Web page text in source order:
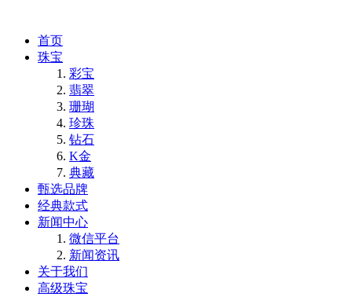
首页
珠宝
彩宝
翡翠
珊瑚
珍珠
钻石
K金
典藏
甄选品牌
经典款式
新闻中心
微信平台
新闻资讯
关于我们
高级珠宝